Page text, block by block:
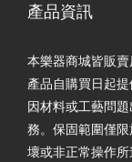
產品資訊
本樂器商城皆販
產品自購買日起
因材料或工藝問
務。保固範圍僅
壞或非正常操作